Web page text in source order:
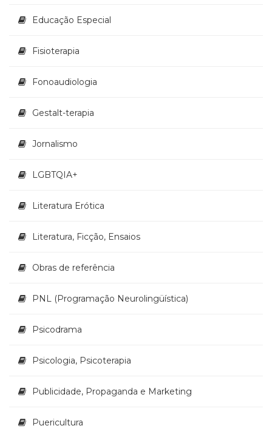
(22)
africanos
Ocupacional
Treinamento
RH
(1)
Prática
Educação Especial
Fisioterapia
Fonoaudiologia
Gestalt-terapia
Jornalismo
LGBTQIA+
Literatura Erótica
Literatura, Ficção, Ensaios
Obras de referência
PNL (Programação Neurolingüística)
Psicodrama
Psicologia, Psicoterapia
Publicidade, Propaganda e Marketing
Puericultura